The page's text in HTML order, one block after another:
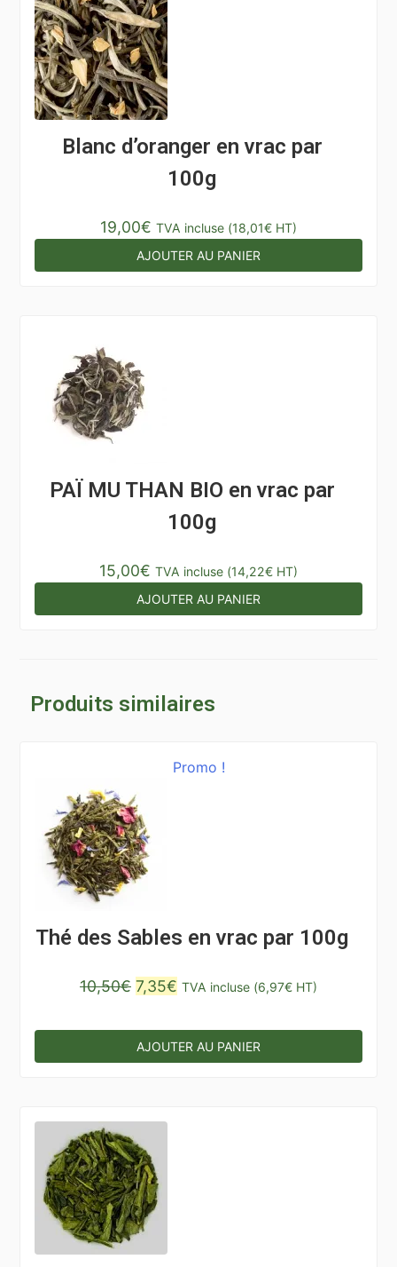
Blanc d’oranger en vrac par
100g
19,00€ TVA incluse (18,01€ HT)
AJOUTER AU PANIER
PAÏ MU THAN BIO en vrac par
100g
15,00€ TVA incluse (14,22€ HT)
AJOUTER AU PANIER
Produits similaires
Promo !
Thé des Sables en vrac par 100g
10,50€ Le
initial
était :
7,35€ Le
actuel
est :
TVA incluse (6,97€ HT)
AJOUTER AU PANIER